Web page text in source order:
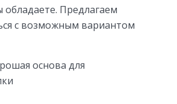
Предлагаем
с возможным вариантом
основа для